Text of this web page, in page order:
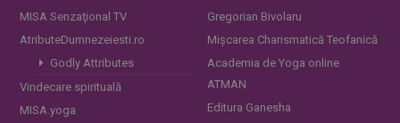
MISA Senzaţional TV
AtributeDumnezeiesti.ro
Godly Attributes
Vindecare spirituală
MISA.yoga
Gregorian Bivolaru
Mișcarea Charismatică Teofanică
Academia de Yoga online
ATMAN
Editura Ganesha